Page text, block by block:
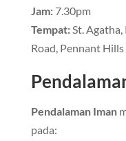
Jam:7.30pm
Tempat:St. Agatha,
Road, Pennant Hills
Pendalaman Iman
pada: